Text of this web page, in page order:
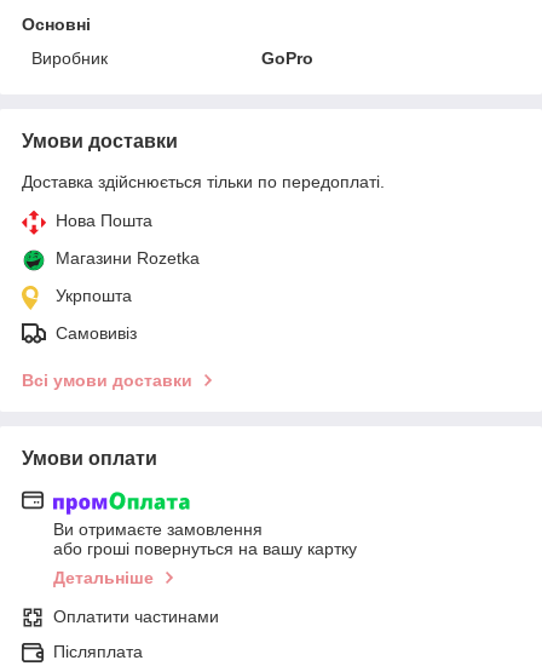
Основні
Виробник
GoPro
Умови доставки
Доставка здійснюється тільки по передоплаті.
Нова Пошта
Магазини Rozetka
Укрпошта
Самовивіз
Всі умови доставки
Умови оплати
Ви отримаєте замовлення
або гроші повернуться на вашу картку
Детальніше
Оплатити частинами
Післяплата